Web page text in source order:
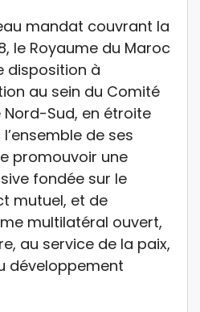
mandat couvrant la
le Royaume du Maroc
disposition à
au sein du Comité
Sud, en étroite
de ses
promouvoir une
fondée sur le
mutuel, et de
multilatéral ouvert,
au service de la paix,
développement